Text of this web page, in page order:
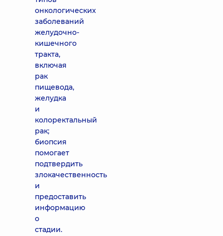
онкологических
заболеваний
желудочно-
кишечного
тракта,
включая
рак
пищевода,
желудка
и
колоректальный
рак;
биопсия
помогает
подтвердить
злокачественность
и
предоставить
информацию
о
стадии.